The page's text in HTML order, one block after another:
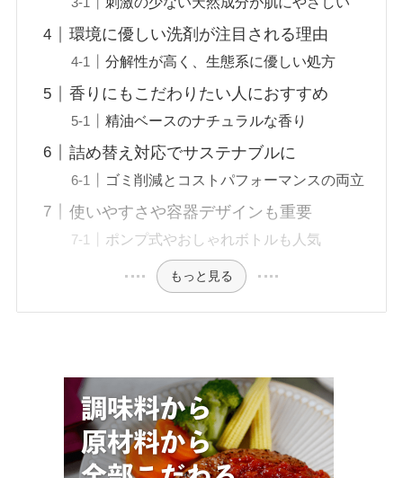
環境に優しい洗剤が注目される理由
分解性が高く、生態系に優しい処方
香りにもこだわりたい人におすすめ
精油ベースのナチュラルな香り
詰め替え対応でサステナブルに
ゴミ削減とコストパフォーマンスの両立
使いやすさや容器デザインも重要
ポンプ式やおしゃれボトルも人気
もっと見る